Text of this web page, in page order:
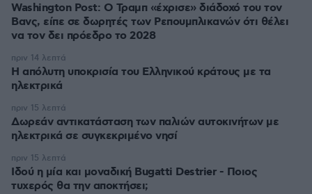
Washington Post: Ο Τραμπ «έχρισε» διάδοχό του τον
Βανς, είπε σε δωρητές των Ρεπουμπλικανών ότι θέλει
να τον δει πρόεδρο το 2028
Η απόλυτη υποκρισία του Ελληνικού κράτους με τα
ηλεκτρικά
πριν 14 λεπτά
Δωρεάν αντικατάσταση των παλιών αυτοκινήτων με
ηλεκτρικά σε συγκεκριμένο νησί
πριν 15 λεπτά
Ιδού η μία και μοναδική Bugatti Destrier - Ποιος
τυχερός θα την αποκτήσει;
πριν 15 λεπτά